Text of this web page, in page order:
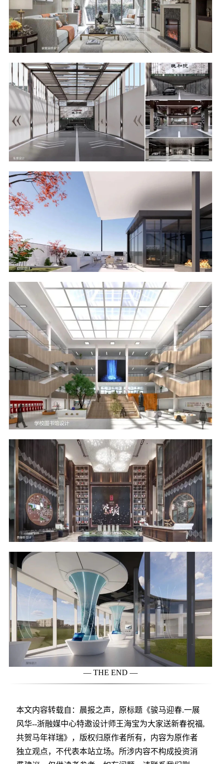
— THE END —
本文内容转载自：晨报之声，原标题《骏马迎春.一展
风华--浙融媒中心特邀设计师王海宝为大家送新春祝福,
共贺马年祥瑞》，版权归原作者所有，内容为原作者
独立观点，不代表本站立场。所涉内容不构成投资消